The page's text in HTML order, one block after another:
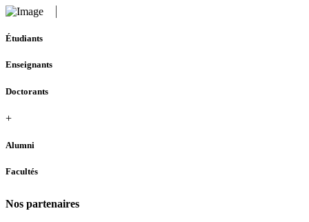
Étudiants
Enseignants
Doctorants
+
Alumni
Facultés
Nos partenaires